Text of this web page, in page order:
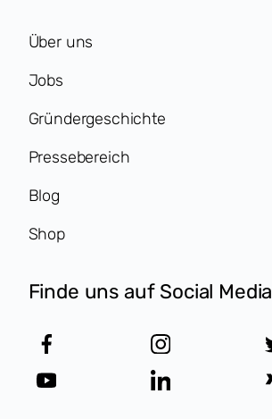
Über uns
Jobs
Gründergeschichte
Pressebereich
Blog
Shop
Finde uns auf Social Media